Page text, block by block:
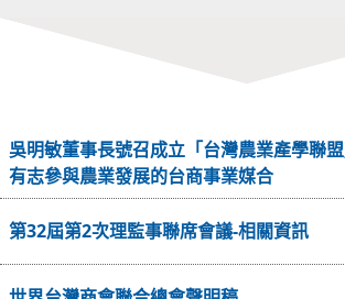
吳明敏董事長號召成立「台灣農業產學聯
有志參與農業發展的台商事業媒合
第32屆第2次理監事聯席會議-相關資訊